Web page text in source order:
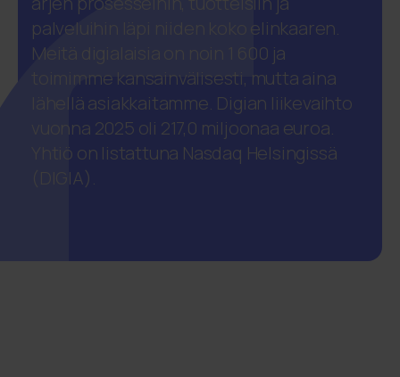
palveluihin läpi niiden koko elinkaaren.
Meitä digialaisia on noin 1 600 ja
toimimme kansainvälisesti, mutta aina
lähellä asiakkaitamme. Digian liikevaihto
vuonna 2025 oli 217,0 miljoonaa euroa.
Yhtiö on listattuna Nasdaq Helsingissä
(DIGIA).